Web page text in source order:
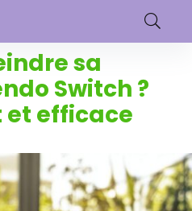
sa
Switch ?
efficace